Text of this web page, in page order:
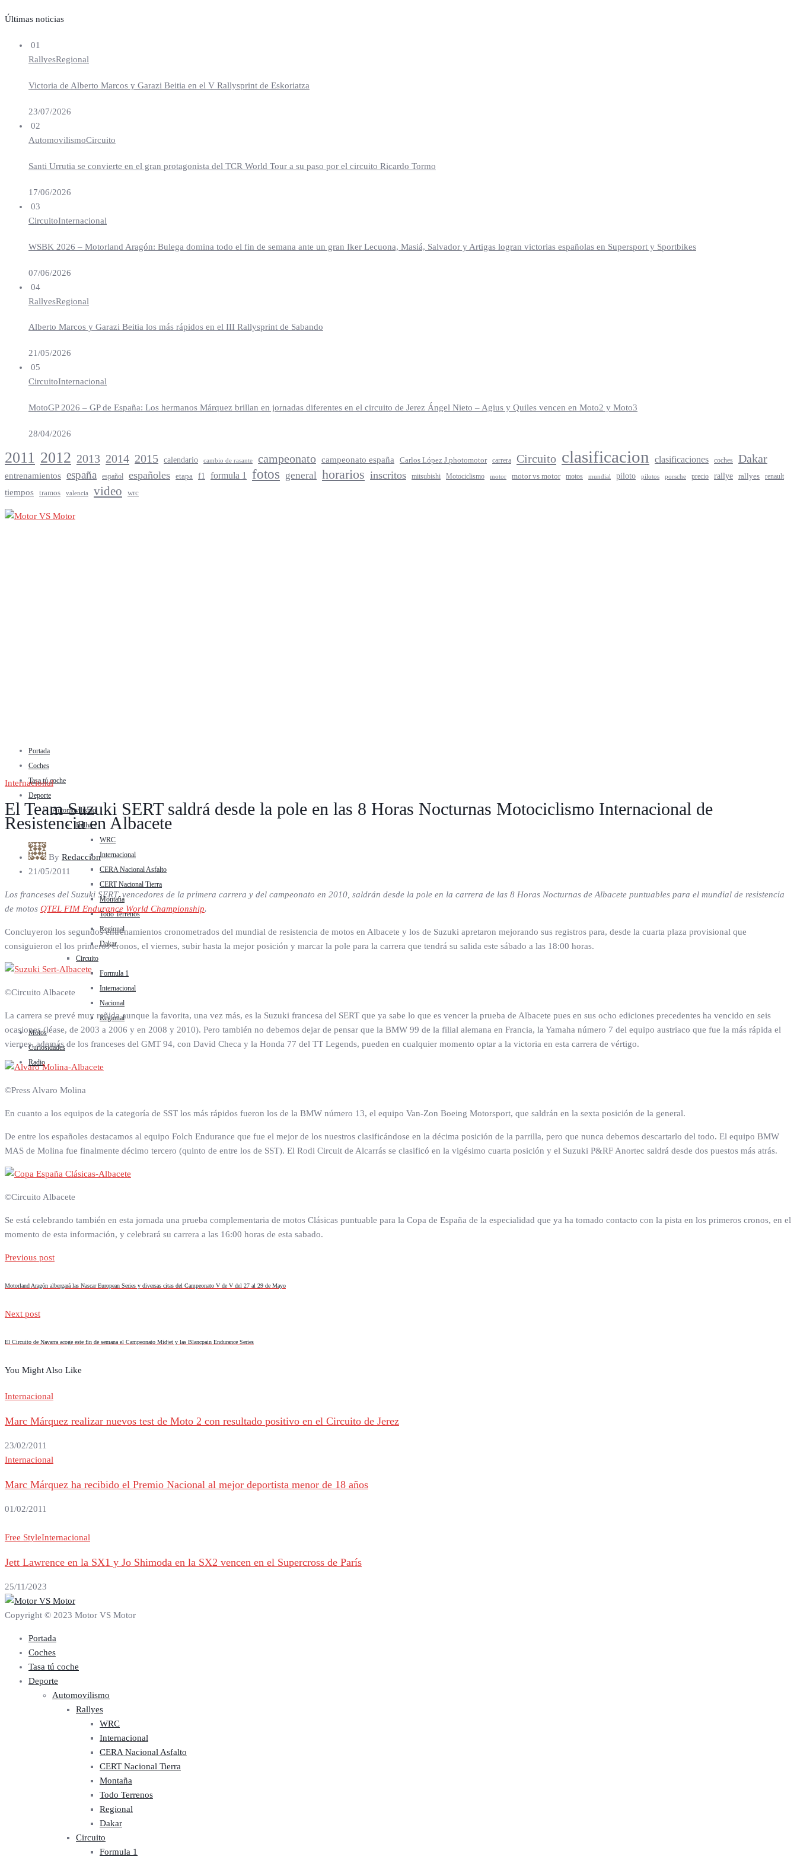
Últimas noticias
01
RallyesRegional
Victoria de Alberto Marcos y Garazi Beitia en el V Rallysprint de Eskoriatza
23/07/2026
02
AutomovilismoCircuito
Santi Urrutia se convierte en el gran protagonista del TCR World Tour a su paso por el circuito Ricardo Tormo
17/06/2026
03
CircuitoInternacional
WSBK 2026 – Motorland Aragón: Bulega domina todo el fin de semana ante un gran Iker Lecuona, Masiá, Salvador y Artigas logran victorias españolas en Supersport y Sportbikes
07/06/2026
04
RallyesRegional
Alberto Marcos y Garazi Beitia los más rápidos en el III Rallysprint de Sabando
21/05/2026
05
CircuitoInternacional
MotoGP 2026 – GP de España: Los hermanos Márquez brillan en jornadas diferentes en el circuito de Jerez Ángel Nieto – Agius y Quiles vencen en Moto2 y Moto3
28/04/2026
2011 2012 2013 2014 2015 calendario cambio de rasante campeonato campeonato españa Carlos López J.photomotor carrera Circuito clasificacion clasificaciones coches Dakar
entrenamientos españa español españoles etapa f1 formula 1 fotos general horarios inscritos mitsubishi Motociclismo motor motor vs motor motos mundial piloto pilotos porsche precio rallye rallyes renault
tiempos tramos valencia video wrc
Portada
Coches
Tasa tú coche
Deporte
Automovilismo
Rallyes
WRC
Internacional
CERA Nacional Asfalto
CERT Nacional Tierra
Montaña
Todo Terrenos
Regional
Dakar
Circuito
Formula 1
Internacional
Nacional
Regional
Motos
Curiosidades
Radio
Internacional
El Team Suzuki SERT saldrá desde la pole en las 8 Horas Nocturnas Motociclismo Internacional de
Resistencia en Albacete
By Redaccion
21/05/2011
Los franceses del Suzuki SERT, vencedores de la primera carrera y del campeonato en 2010, saldrán desde la pole en la carrera de las 8 Horas Nocturnas de Albacete puntuables para el mundial de resistencia
de motos QTEL FIM Endurance World Championship.
Concluyeron los segundos entrenamientos cronometrados del mundial de resistencia de motos en Albacete y los de Suzuki apretaron mejorando sus registros para, desde la cuarta plaza provisional que
consiguieron el los primeros cronos, el viernes, subir hasta la mejor posición y marcar la pole para la carrera que tendrá su salida este sábado a las 18:00 horas.
©Circuito Albacete
La carrera se prevé muy reñida aunque la favorita, una vez más, es la Suzuki francesa del SERT que ya sabe lo que es vencer la prueba de Albacete pues en sus ocho ediciones precedentes ha vencido en seis
ocasiones (léase, de 2003 a 2006 y en 2008 y 2010). Pero también no debemos dejar de pensar que la BMW 99 de la filial alemana en Francia, la Yamaha número 7 del equipo austriaco que fue la más rápida el
viernes, además de los franceses del GMT 94, con David Checa y la Honda 77 del TT Legends, pueden en cualquier momento optar a la victoria en esta carrera de vértigo.
©Press Alvaro Molina
En cuanto a los equipos de la categoría de SST los más rápidos fueron los de la BMW número 13, el equipo Van-Zon Boeing Motorsport, que saldrán en la sexta posición de la general.
De entre los españoles destacamos al equipo Folch Endurance que fue el mejor de los nuestros clasificándose en la décima posición de la parrilla, pero que nunca debemos descartarlo del todo. El equipo BMW
MAS de Molina fue finalmente décimo tercero (quinto de entre los de SST). El Rodi Circuit de Alcarrás se clasificó en la vigésimo cuarta posición y el Suzuki P&RF Anortec saldrá desde dos puestos más atrás.
©Circuito Albacete
Se está celebrando también en esta jornada una prueba complementaria de motos Clásicas puntuable para la Copa de España de la especialidad que ya ha tomado contacto con la pista en los primeros cronos, en el
momento de esta información, y celebrará su carrera a las 16:00 horas de esta sabado.
Previous post
Motorland Aragón albergará las Nascar European Series y diversas citas del Campeonato V de V del 27 al 29 de Mayo
Next post
El Circuito de Navarra acoge este fin de semana el Campeonato Midjet y las Blancpain Endurance Series
You Might Also Like
Internacional
Marc Márquez realizar nuevos test de Moto 2 con resultado positivo en el Circuito de Jerez
23/02/2011
Internacional
Marc Márquez ha recibido el Premio Nacional al mejor deportista menor de 18 años
01/02/2011
Free StyleInternacional
Jett Lawrence en la SX1 y Jo Shimoda en la SX2 vencen en el Supercross de París
25/11/2023
Copyright © 2023 Motor VS Motor
Portada
Coches
Tasa tú coche
Deporte
Automovilismo
Rallyes
WRC
Internacional
CERA Nacional Asfalto
CERT Nacional Tierra
Montaña
Todo Terrenos
Regional
Dakar
Circuito
Formula 1